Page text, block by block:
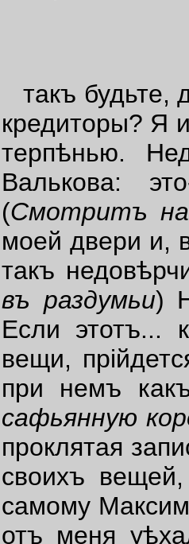
такъ будьте,
кредиторы? Я
терпѣнью.
Валькова:
(Смотритъ
моей двери и,
такъ
въ раздумьи)
Если этотъ...
вещи,
при немъ
сафьянную
проклятая
своихъ
самому
отъ меня